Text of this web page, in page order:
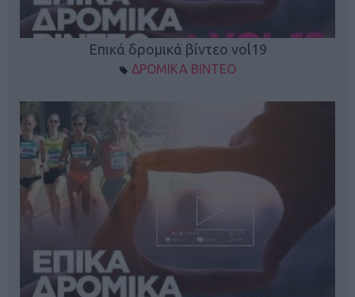
Επικά δρομικά βίντεο vol19
ΔΡΟΜΙΚΑ ΒΙΝΤΕΟ